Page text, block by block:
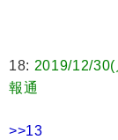
18: 2019/12/
報通
>>13